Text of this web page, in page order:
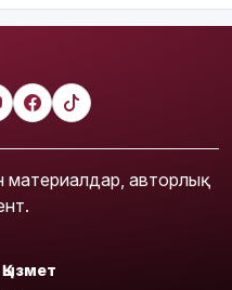
материалдар, авторлық
Қызмет